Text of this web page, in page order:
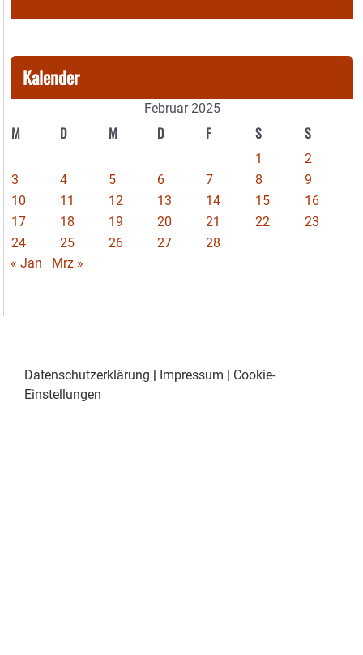
Kalender
Februar 2025
M D M D F S S
1
2
3
4 5 6 7 8
9
10
11 12 13 14 15
16
17
18 19 20 21 22
23
24
25 26 27
28
« Jan
Mrz »
Datenschutzerklärung Impressum
Cookie-
Einstellungen